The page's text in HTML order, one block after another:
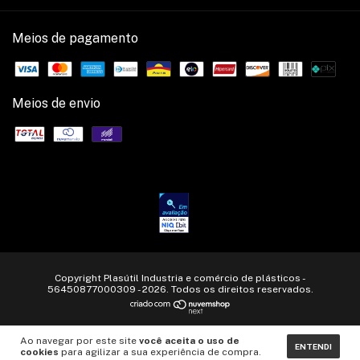
Ao navegar por este site você aceita o uso de
cookies para agilizar a sua experiência de compra. ENTENDI
Meios de pagamento
Meios de envio
Copyright Plasútil Industria e comércio de plásticos -
56450877000309 - 2026. Todos os direitos reservados.